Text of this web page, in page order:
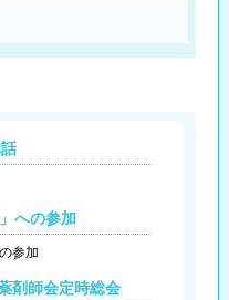
への参加
参加
剤師会定時総会